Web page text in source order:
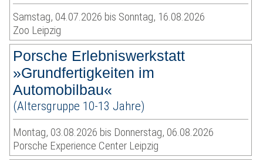
Samstag, 04.07.2026 bis Sonntag, 16.08.2026
Zoo Leipzig
Porsche Erlebniswerkstatt
»Grundfertigkeiten im
Automobilbau«
(Altersgruppe 10-13 Jahre)
Montag, 03.08.2026 bis Donnerstag, 06.08.2026
Porsche Experience Center Leipzig